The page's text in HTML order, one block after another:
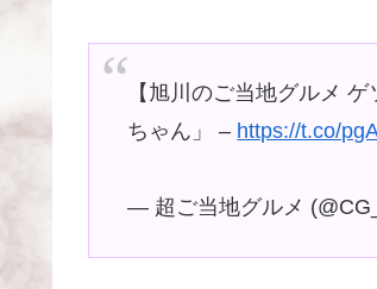
【旭川のご当地グルメ
ちゃん」 – https://t.co/
— 超ご当地グルメ